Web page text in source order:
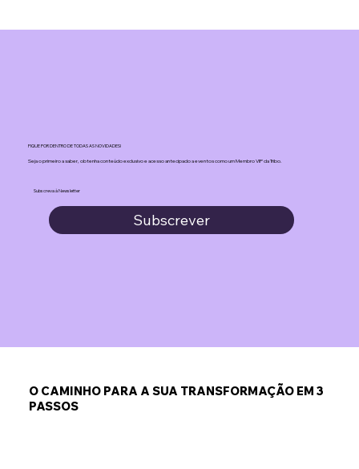
FIQUE POR DENTRO DE TODAS AS NOVIDADES!
Seja o primeiro a saber, obtenha conteúdo exclusivo e acesso antecipado a eventos como um Membro VIP da Tribo.
Subscreva à Newsletter
Subscrever
O CAMINHO PARA A SUA TRANSFORMAÇÃO EM 3
PASSOS